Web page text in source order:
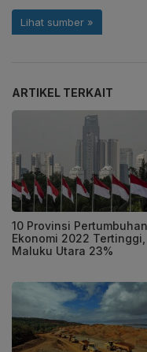
ARTIKEL TERKAIT
10 Provinsi Pertumbuhan
Ekonomi 2022 Tertinggi,
Maluku Utara 23%